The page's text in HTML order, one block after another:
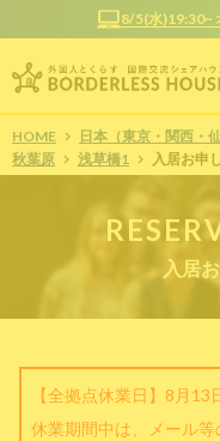
8/5(水)19:30~ オンライン説明
HOME 日本（東京・関西・
秋葉原
浅草橋1 入居お申
入居
【全拠点休業日】8月13
休業期間中は、メール